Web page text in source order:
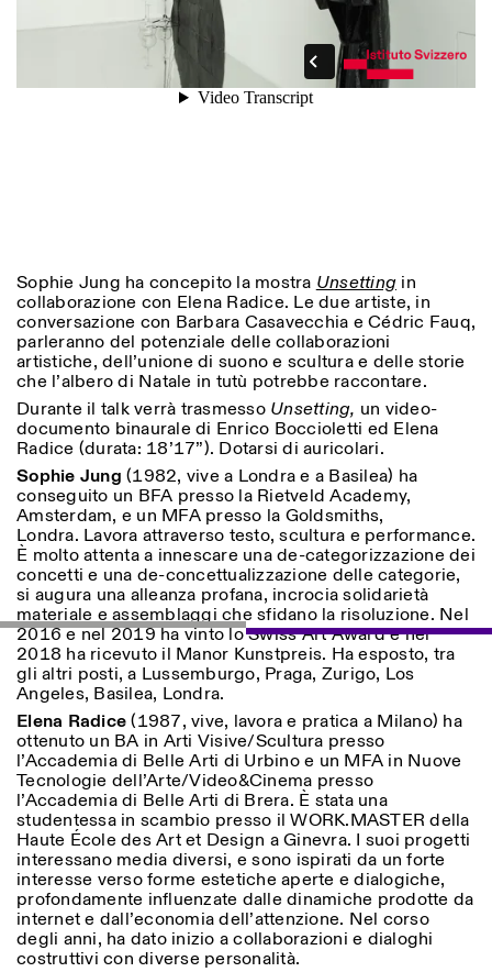
Designed by Dallas
Sophie Jung ha concepito la mostra Unsetting in
collaborazione con Elena Radice. Le due artiste, in
conversazione con Barbara Casavecchia e Cédric Fauq,
parleranno del potenziale delle collaborazioni
artistiche, dell’unione di suono e scultura e delle storie
che l’albero di Natale in tutù potrebbe raccontare.
Durante il talk verrà trasmesso Unsetting, un video-
documento binaurale di Enrico Boccioletti ed Elena
Radice (durata: 18’17”). Dotarsi di auricolari.
Sophie Jung (1982, vive a Londra e a Basilea) ha
conseguito un BFA presso la Rietveld Academy,
Amsterdam, e un MFA presso la Goldsmiths,
Londra. Lavora attraverso testo, scultura e performance.
È molto attenta a innescare una de-categorizzazione dei
concetti e una de-concettualizzazione delle categorie,
si augura una alleanza profana, incrocia solidarietà
materiale e assemblaggi che sfidano la risoluzione. Nel
2016 e nel 2019 ha vinto lo Swiss Art Award e nel
2018 ha ricevuto il Manor Kunstpreis. Ha esposto, tra
gli altri posti, a Lussemburgo, Praga, Zurigo, Los
Angeles, Basilea, Londra.
Elena Radice(1987, vive, lavora e pratica a Milano) ha
ottenuto un BA in Arti Visive/Scultura presso
l’Accademia di Belle Arti di Urbino e un MFA in Nuove
Tecnologie dell’Arte/Video&Cinema presso
l’Accademia di Belle Arti di Brera. È stata una
studentessa in scambio presso il WORK.MASTER della
Haute École des Art et Design a Ginevra. I suoi progetti
interessano media diversi, e sono ispirati da un forte
interesse verso forme estetiche aperte e dialogiche,
profondamente influenzate dalle dinamiche prodotte da
internet e dall’economia dell’attenzione. Nel corso
degli anni, ha dato inizio a collaborazioni e dialoghi
costruttivi con diverse personalità.